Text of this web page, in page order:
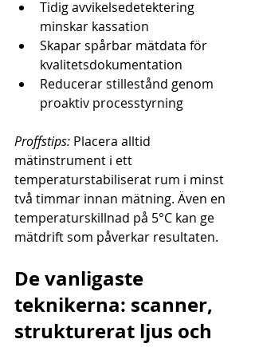
Tidig avvikelsedetektering
minskar kassation
Skapar spårbar mätdata för
kvalitetsdokumentation
Reducerar stillestånd genom
proaktiv processtyrning
Proffstips: Placera alltid
mätinstrument i ett
temperaturstabiliserat rum i minst
två timmar innan mätning. Även en
temperaturskillnad på 5°C kan ge
mätdrift som påverkar resultaten.
De vanligaste
teknikerna: scanner,
strukturerat ljus och